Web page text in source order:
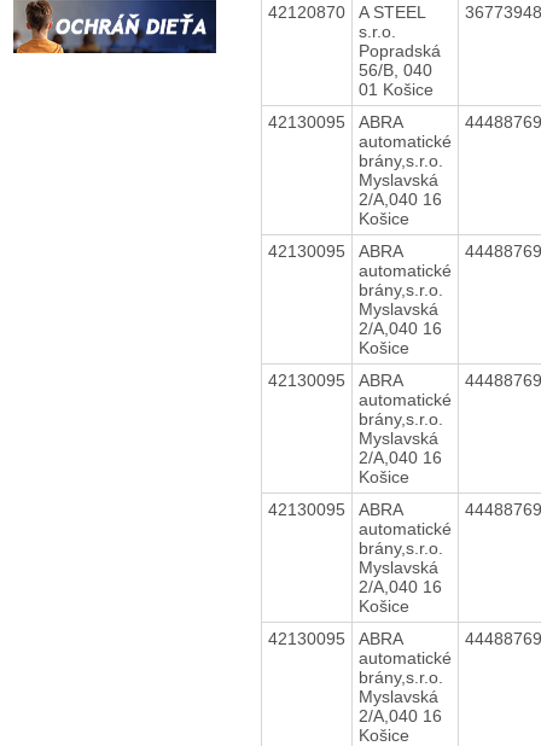
42120870
A STEEL
s.r.o.
Popradská
56/B, 040
01 Košice
42130095
ABRA
automatické
brány,s.r.o.
Myslavská
2/A,040 16
Košice
42130095
ABRA
automatické
brány,s.r.o.
Myslavská
2/A,040 16
Košice
42130095
ABRA
automatické
brány,s.r.o.
Myslavská
2/A,040 16
Košice
42130095
ABRA
automatické
brány,s.r.o.
Myslavská
2/A,040 16
Košice
42130095
ABRA
automatické
brány,s.r.o.
Myslavská
2/A,040 16
Košice